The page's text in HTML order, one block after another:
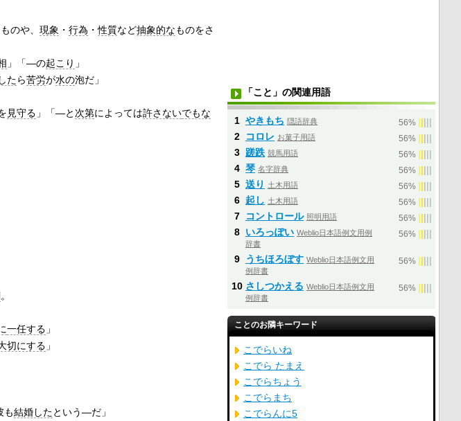
のや、現象 ・行為 ・性質など抽象的なものをさ
」「―の起こり 」
たら苦労が水の泡だ」
見守る 」「―と 次第によっては許さないでもな
。
一任する 」
切にする 」
も結婚したという―だ」
「こと」の関連用語
1 やきもち 隠語辞典 56%
2 コロレ お菓子用語 56%
3 蹉跌 競馬用語 56%
4 琴 名字辞典 56%
5 送り 土木用語 56%
6 起し 土木用語 56%
7 コントロール 照明用語 56%
8 いろっぽい Weblio日本語例文用例
辞書
56%
9 うちほろぼす Weblio日本語例文用
例辞書
56%
10 さしつかえる Weblio日本語例文用
例辞書
56%
ことのお隣キーワード
こでらいね
こでら たまえ
こでらちょう
こでらまち
こでらんに5